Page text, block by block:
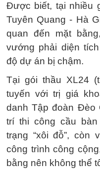
Được biết, tại nhiều
Tuyên Quang - Hà
quan đến mặt
vướng phải diện
độ dự án bị chậm.
Tại gói thầu XL24
tuyến với trị giá
danh Tập đoàn Đèo
trí thi công cầu
trạng “xôi đỗ”, còn
công trình công
bằng nên không thể